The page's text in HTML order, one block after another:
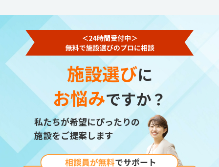
施設選びに
お悩みですか？
私たちが希望にぴったりの
施設をご提案します